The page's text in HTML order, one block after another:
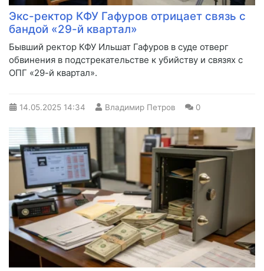
Экс-ректор КФУ Гафуров отрицает связь с
бандой «29-й квартал»
Бывший ректор КФУ Ильшат Гафуров в суде отверг
обвинения в подстрекательстве к убийству и связях с
ОПГ «29-й квартал».
14.05.2025 14:34 Владимир Петров 0